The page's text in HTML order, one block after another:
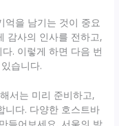
억을 남기는 것이 중요
감사의 인사를 전하고,
. 이렇게 하면 다음 번
습니다.
서는 미리 준비하고,
니다. 다양한 호스트바
들어보세요. 서울의 밤